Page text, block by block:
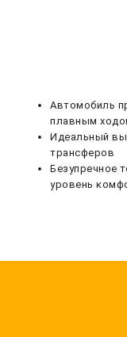
Автомобиль
плавным
Идеальный
трансферов
Безупречное
уровень